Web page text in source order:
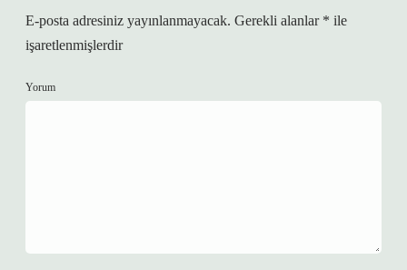
E-posta adresiniz yayınlanmayacak. Gerekli alanlar * ile
işaretlenmişlerdir
Yorum